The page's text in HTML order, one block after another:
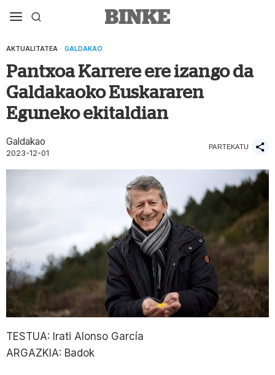
AKTUALITATEA · GALDAKAO
Pantxoa Karrere ere izango da
Galdakaoko Euskararen
Eguneko ekitaldian
Galdakao
2023-12-01
PARTEKATU
TESTUA: Irati Alonso García
ARGAZKIA: Badok